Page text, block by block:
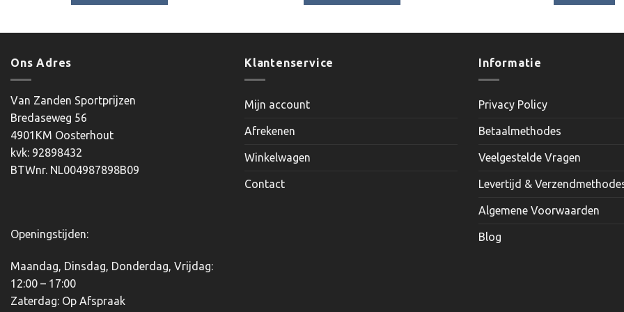
optie
op
Ons Adres
Van Zanden Sportprijzen
Bredaseweg 56
4901KM Oosterhout
kvk: 92898432
BTWnr. NL004987898B09
Openingstijden:
Maandag, Dinsdag, Donderdag, Vrijdag:
12:00 – 17:00
Zaterdag: Op Afspraak
Klantenservice
Mijn account
Afrekenen
Winkelwagen
Contact
Informatie
Privacy Policy
Betaalmethodes
Veelgestelde Vragen
Levertijd &
Algemene Voorwaarden
Blog